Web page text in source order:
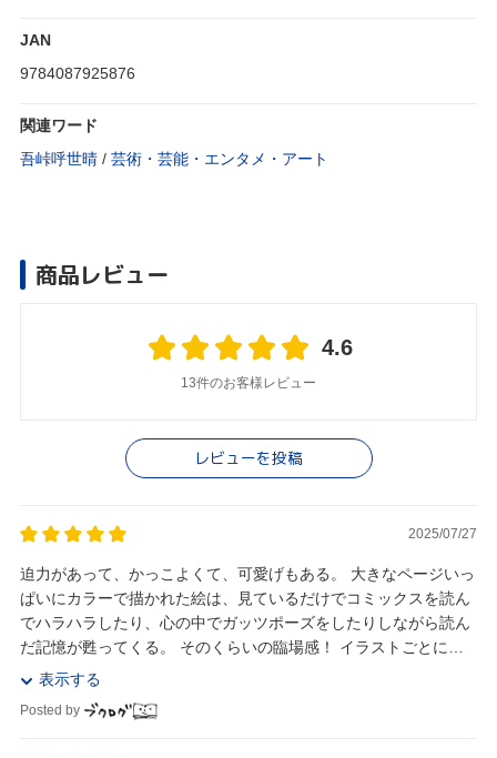
JAN
9784087925876
関連ワード
吾峠呼世晴 / 芸術・芸能・エンタメ・アート
商品レビュー
4.6
13件のお客様レビュー
レビューを投稿
2025/07/27
迫力があって、かっこよくて、可愛げもある。 大きなページいっ
ぱいにカラーで描かれた絵は、見ているだけでコミックスを読ん
でハラハラしたり、心の中でガッツポーズをしたりしながら読ん
だ記憶が甦ってくる。 そのくらいの臨場感！ イラストごとに、
吾峠さんの裏話的なコメントがあって楽しかった...
表示する
Posted by